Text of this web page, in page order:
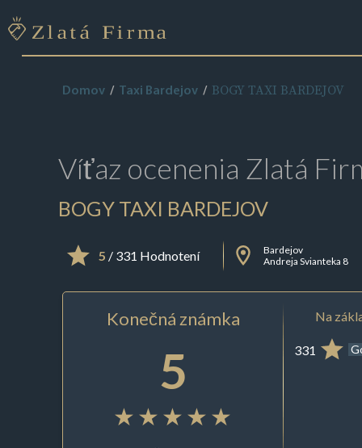
Domov Taxi Bardejov BOGY TAXI BARDEJOV
Víťaz ocenenia Zlatá
BOGY TAXI BARDEJOV
5 / 331 Hodnotení
Bardejov
Andreja Svianteka 8
Konečná známka
5
Na
331